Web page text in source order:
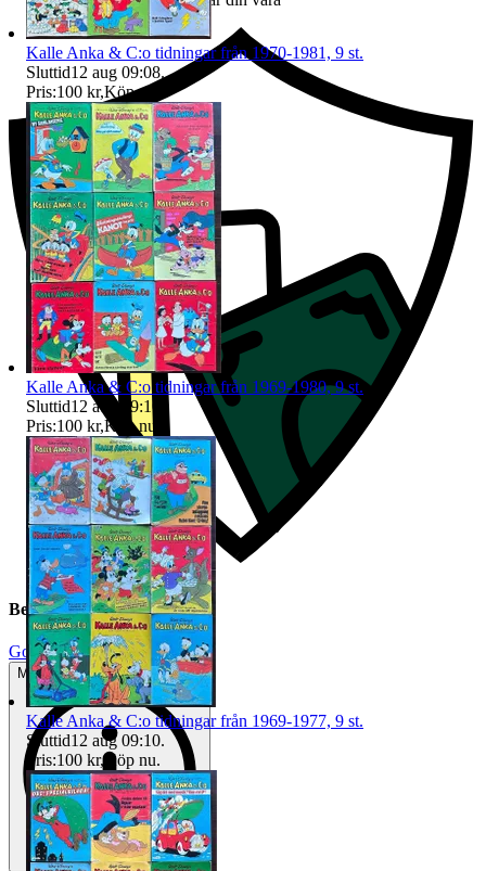
Beskrivning
Gott använt skick
Mindre tecken på användning
Kalle Anka & C:o tidningar från 1970-1981, 9 st.
Sluttid12 aug 09:08.
Pris:100 kr,Köp nu
Kalle Anka & C:o tidningar från 1969-1980, 9 st.
Sluttid12 aug 09:10
Pris:100 kr,Köp nu
Kalle Anka & C:o tidningar från 1969-1977, 9 st.
Sluttid12 aug 09:10.
Pris:100 kr,Köp nu.